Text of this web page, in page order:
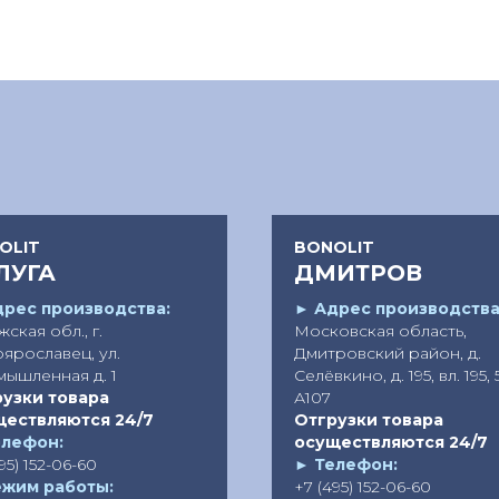
производства:
обл., г.
ул.
д. 1
товара
24/7
152-06-60
работы:
BONOLIT
ДМИТРОВ
► Адрес
Московская область,
Дмитровский район, д.
Селёвкино, д. 195, вл. 195,
А107
Отгрузки товара
осуществляются 24/7
► Телефон:
+7 (495) 152-06-60